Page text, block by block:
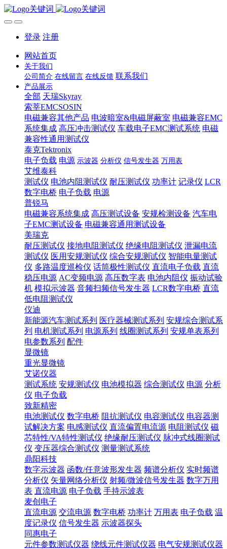
登录 注册
网站首页
关于我们
公司简介 在线留言 在线反馈 联系我们
产品展示
全部 天瑞Skyray
索莘EMCSOSIN
电磁兼容其他产品 电波暗室&电磁屏蔽室 电磁兼容EMC
系统集成 高压冲击测试仪 车载电子EMC测试系统 电磁
兼容性通用测试仪
泰克Tektronix
电子负载 电源 示波器 分析仪 信号发生器 万用表
艾维泰科
测试仪 电池内阻测试仪 耐压测试仪 功率计 记录仪 LCR
数字电桥 电子负载 电源
普锐马
电磁兼容系统集成 高压测试设备 安规检测设备 汽车电
子EMC测试设备 电磁兼容通用测试设备
美瑞克
耐压测试仪 接地电阻测试仪 绝缘电阻测试仪 泄漏电流
测试仪 医用安规测试仪 综合安规测试仪 智能电量测试
仪 多路温度巡检仪 话筒极性测试仪 直流电子负载 直流
稳压电源 AC变频电源 高压数字表 电池内阻仪 振动试验
机 模拟示波器 音频扫频信号发生器 LCR数字电桥 直流
低电阻测试仪
仪迪
新能源汽车测试系列 医疗器械测试系列 安规综合测试系
列 电机测试系列 电源系列 线圈测试系列 安规单表系列
电参数系列 配件
显微镜
重光显微镜
艾诺仪器
测试系统 安规测试仪 电池模拟器 综合测试仪 电源 分析
仪 电子负载
致新精密
电池测试仪 数字电桥 阻抗测试仪 电容测试仪 电容器测
试解决方案 电感测试仪 直流偏置电流源 电阻测试仪 磁
芯特性/VA特性测试仪 绝缘耐压测试仪 脉冲式线圈测试
仪 变压器综合测试仪 测量测试系统
鼎阳科技
数字示波器 函数/任意波形发生器 频谱分析仪 实时频谱
分析仪 矢量网络分析仪 射频/微波信号发生器 数字万用
表 直流电源 电子负载 手持示波表
麦创电子
直流电源 交流电源 数字电桥 功率计 万用表 电子负载 温
度记录仪 信号发生器 示波器探头
同惠电子
元件参数测试仪器 绕线元件测试仪器 电气安规测试仪器